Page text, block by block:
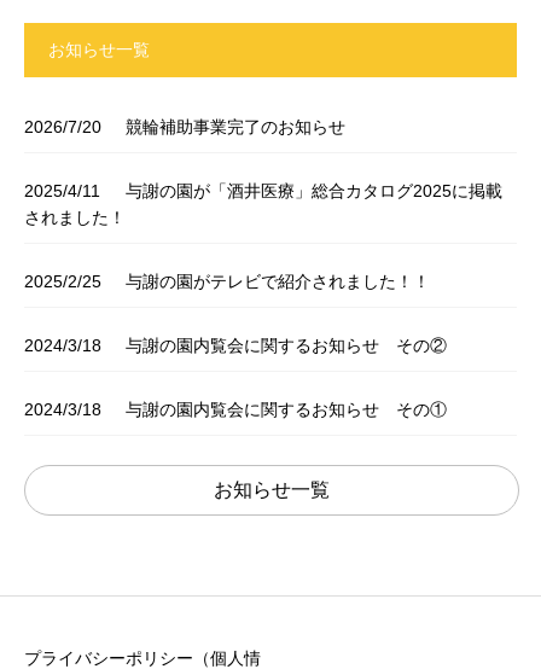
お知らせ一覧
2026/7/20 競輪補助事業完了のお知らせ
2025/4/11
与謝の園が「酒井医療」総合カタログ2025に掲載
されました！
2025/2/25 与謝の園がテレビで紹介されました！！
2024/3/18 与謝の園内覧会に関するお知らせ その②
2024/3/18 与謝の園内覧会に関するお知らせ その①
お知らせ一覧
プライバシーポリシー（個人情